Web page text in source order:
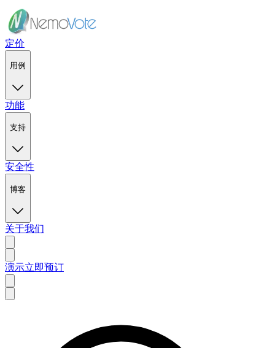
定价
用例
功能
支持
安全性
博客
关于我们
演示立即预订